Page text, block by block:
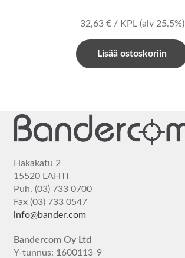
32,63 €/ KPL (alv 25.5%)
Lisää ostoskoriin
Hakakatu 2
15520 LAHTI
Puh. (03) 733 0700
Fax (03) 733 0547
info@bander.com
Bandercom Oy Ltd
Y-tunnus: 1600113-9